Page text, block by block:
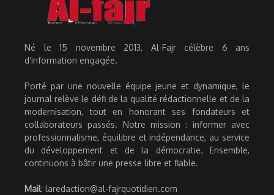
Né le 15 novembre 2013, Al-Fajr célèbre 6 ans
d’information engagée.
Porté par une nouvelle équipe jeune et dynamique, le
journal relève le défi de la qualité rédactionnelle et de la
modernisation, tout en honorant ses fondateurs et
collaborateurs passés. Notre mission : informer avec
professionnalisme, équilibre et indépendance, au service
du développement et de la démocratie. Ensemble,
continuons à bâtir une presse libre et fiable.
Mail: laredaction@al-fajrquotidien.com